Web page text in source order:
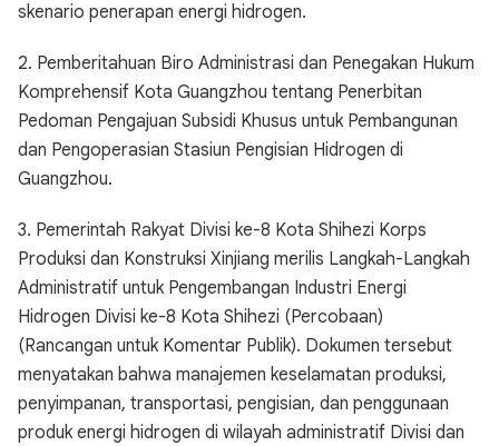
skenario penerapan energi hidrogen.
2. Pemberitahuan Biro Administrasi dan Penegakan Hukum
Komprehensif Kota Guangzhou tentang Penerbitan
Pedoman Pengajuan Subsidi Khusus untuk Pembangunan
dan Pengoperasian Stasiun Pengisian Hidrogen di
Guangzhou.
3. Pemerintah Rakyat Divisi ke-8 Kota Shihezi Korps
Produksi dan Konstruksi Xinjiang merilis Langkah-Langkah
Administratif untuk Pengembangan Industri Energi
Hidrogen Divisi ke-8 Kota Shihezi (Percobaan)
(Rancangan untuk Komentar Publik). Dokumen tersebut
menyatakan bahwa manajemen keselamatan produksi,
penyimpanan, transportasi, pengisian, dan penggunaan
produk energi hidrogen di wilayah administratif Divisi dan